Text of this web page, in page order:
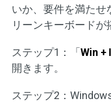
いか、要件を満たせ
リーンキーボードが
ステップ1：「 Win + I
開きます。
ステップ2：